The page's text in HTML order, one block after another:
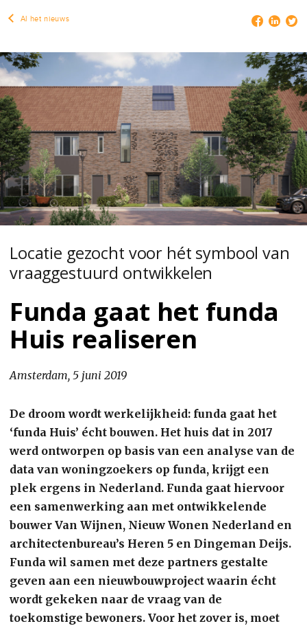
Al het nieuws
Locatie gezocht voor hét symbool van
vraaggestuurd ontwikkelen
Funda gaat het funda
Huis realiseren
Amsterdam, 5 juni 2019
De droom wordt werkelijkheid: funda gaat het
‘funda Huis’ écht bouwen. Het huis dat in 2017
werd ontworpen op basis van een analyse van de
data van woningzoekers op funda, krijgt een
plek ergens in Nederland. Funda gaat hiervoor
een samenwerking aan met ontwikkelende
bouwer Van Wijnen, Nieuw Wonen Nederland en
architectenbureau’s Heren 5 en Dingeman Deijs.
Funda wil samen met deze partners gestalte
geven aan een nieuwbouwproject waarin écht
wordt gekeken naar de vraag van de
toekomstige bewoners. Voor het zover is, moet